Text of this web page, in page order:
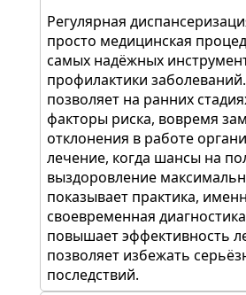
Регулярная
просто медицинская
самых надёжных
профилактики
позволяет на ранних
факторы риска, вовремя
отклонения в работе
лечение, когда шансы на
выздоровление
показывает практика,
своевременная
повышает эффективность
позволяет избежать
последствий.